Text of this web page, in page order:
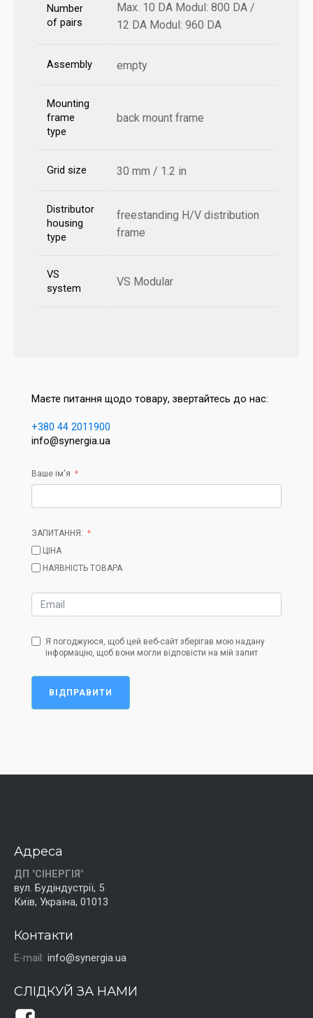
Number
of pairs
Max. 10 DA Modul: 800 DA /
12 DA Modul: 960 DA
Assembly empty
Mounting
frame
type
back mount frame
Grid size 30 mm / 1.2 in
Distributor
housing
type
freestanding H/V distribution
frame
VS
system
VS Modular
Маєте питання щодо товару, звертайтесь до нас:
+380 44 2011900
info@synergia.ua
Ваше ім'я
ЗАПИТАННЯ:
ЦІНА
НАЯВНІСТЬ ТОВАРА
Я погоджуюся, щоб цей веб-сайт зберігав мою надану
інформацію, щоб вони могли відповісти на мій запит
ВІДПРАВИТИ
Адреса
ДП "СІНЕРГІЯ"
вул. Будіндустрії, 5
Київ, Україна, 01013
Контакти
E-mail: info@synergia.ua
СЛІДКУЙ ЗА НАМИ